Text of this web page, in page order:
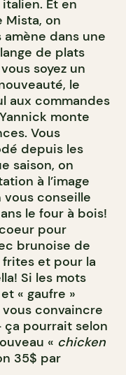
Et en
Mista, on
dans une
de plats
soyez un
le
aux commandes
monte
Vous
depuis les
saison, on
à l’image
conseille
le four à bois!
pour
brunoise de
et pour la
Si les mots
« gaufre »
convaincre
ça pourrait selon
« chicken
35$ par